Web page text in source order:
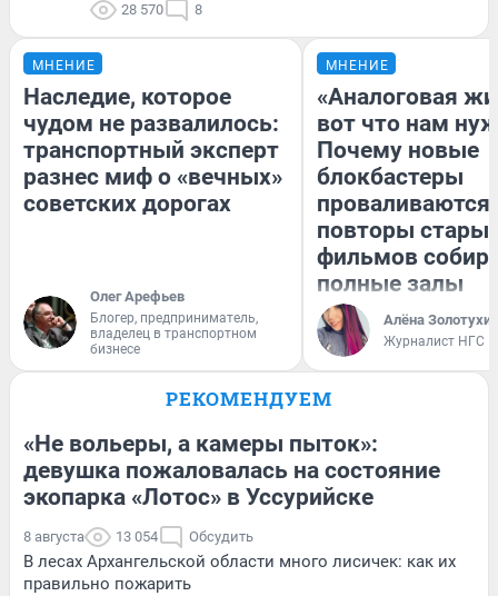
28 570 8
МНЕНИЕ
Наследие, которое
чудом не развалилось:
транспортный эксперт
разнес миф о «вечных»
советских дорогах
Олег Арефьев
Блогер, предприниматель,
владелец в транспортном
бизнесе
МНЕНИЕ
«Аналоговая
вот что нам
Почему новые
блокбастеры
повторы
фильмов
полные залы
Алёна
Журналист НГС
РЕКОМЕНДУЕМ
«Не вольеры, а камеры пыток»:
девушка пожаловалась на состояние
экопарка «Лотос» в Уссурийске
8 августа 13 054 Обсудить
В лесах Архангельской области много лисичек: как их
правильно пожарить